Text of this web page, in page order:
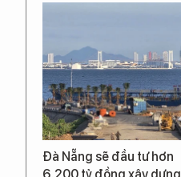
Đà Nẵng sẽ đầu tư hơn